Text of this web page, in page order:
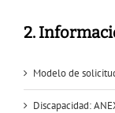
2.
Modelo de
Discapacidad: